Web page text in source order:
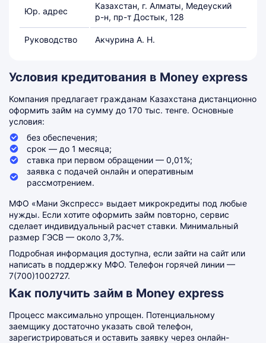
Юр. адрес
Казахстан, г. Алматы, Медеуский
р-н, пр-т Достык, 128
Руководство Акчурина А. Н.
Условия кредитования в Money express
Компания предлагает гражданам Казахстана дистанционно
оформить займ на сумму до 170 тыс. тенге. Основные
условия:
без обеспечения;
срок — до 1 месяца;
ставка при первом обращении — 0,01%;
заявка с подачей онлайн и оперативным
рассмотрением.
МФО «Мани Экспресс» выдает микрокредиты под любые
нужды. Если хотите оформить займ повторно, сервис
сделает индивидуальный расчет ставки. Минимальный
размер ГЭСВ — около 3,7%.
Подробная информация доступна, если зайти на сайт или
написать в поддержку МФО. Телефон горячей линии —
7(700)1002727.
Как получить займ в Money express
Процесс максимально упрощен. Потенциальному
заемщику достаточно указать свой телефон,
зарегистрироваться и оставить заявку через онлайн-